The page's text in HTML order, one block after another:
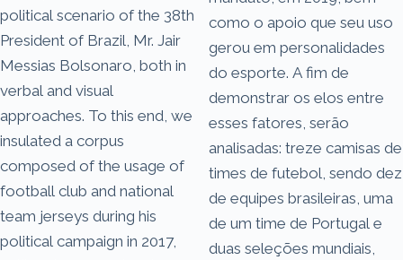
political scenario of the 38th
President of Brazil, Mr. Jair
Messias Bolsonaro, both in
verbal and visual
approaches. To this end, we
insulated a corpus
composed of the usage of
football club and national
team jerseys during his
political campaign in 2017,
como o apoio que seu uso
gerou em personalidades
do esporte. A fim de
demonstrar os elos entre
esses fatores, serão
analisadas: treze camisas de
times de futebol, sendo dez
de equipes brasileiras, uma
de um time de Portugal e
duas seleções mundiais,